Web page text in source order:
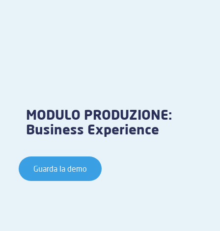
MODULO PRODUZIONE:
Business Experience
Guarda la demo